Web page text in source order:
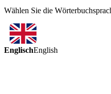
Wählen Sie die
EnglischEnglish